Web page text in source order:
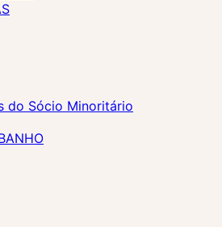
do Sócio Minoritário